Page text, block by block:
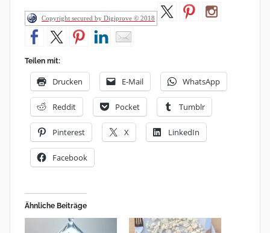
Copyright secured by Digiprove © 2018
Teilen mit:
Drucken E-Mail WhatsApp
Reddit Pocket Tumblr
Pinterest X LinkedIn
Facebook
Ähnliche Beiträge